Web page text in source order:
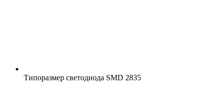
Типоразмер светодиода SMD 2835